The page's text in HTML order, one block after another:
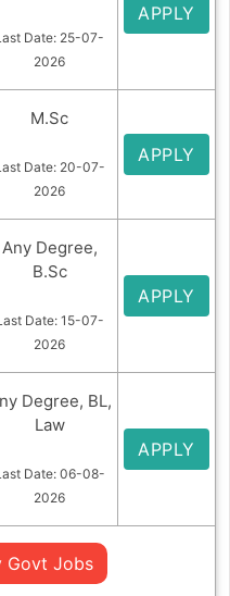
Date: 25-07-
2026
APPLY
M.Sc
Date: 20-07-
2026
APPLY
Any Degree,
B.Sc
Date: 15-07-
2026
APPLY
Degree, BL,
Law
Date: 06-08-
2026
APPLY
Govt Jobs